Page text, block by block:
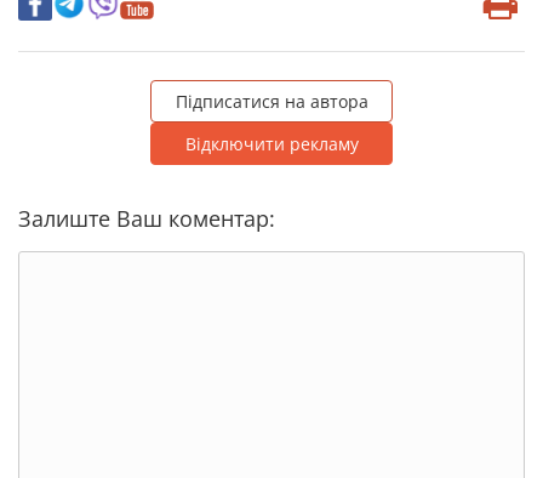
Підписатися на автора
Відключити рекламу
Залиште Ваш коментар: